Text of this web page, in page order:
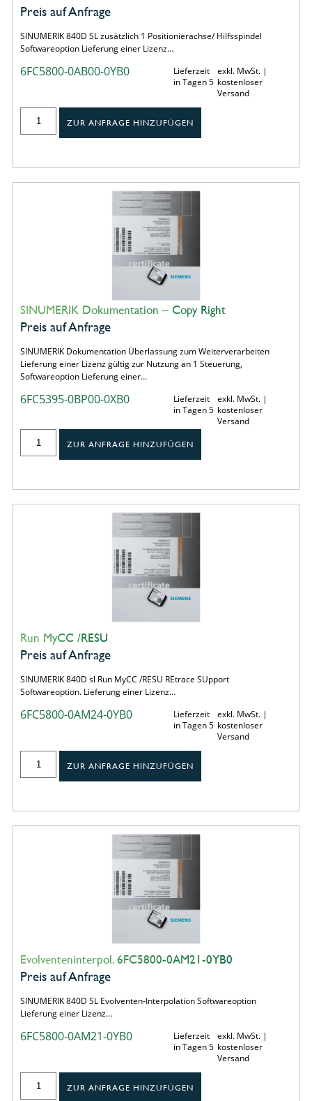
Preis auf Anfrage
SINUMERIK 840D SL zusätzlich 1 Positionierachse/ Hilfsspindel
Softwareoption Lieferung einer Lizenz…
6FC5800-0AB00-0YB0
Lieferzeit
in Tagen 5
exkl. MwSt. |
kostenloser
Versand
ZUR ANFRAGE HINZUFÜGEN
SINUMERIK Dokumentation – Copy Right
Preis auf Anfrage
SINUMERIK Dokumentation Überlassung zum Weiterverarbeiten
Lieferung einer Lizenz gültig zur Nutzung an 1 Steuerung,
Softwareoption Lieferung einer…
6FC5395-0BP00-0XB0
Lieferzeit
in Tagen 5
exkl. MwSt. |
kostenloser
Versand
ZUR ANFRAGE HINZUFÜGEN
Run MyCC /RESU
Preis auf Anfrage
SINUMERIK 840D sl Run MyCC /RESU REtrace SUpport
Softwareoption. Lieferung einer Lizenz…
6FC5800-0AM24-0YB0
Lieferzeit
in Tagen 5
exkl. MwSt. |
kostenloser
Versand
ZUR ANFRAGE HINZUFÜGEN
Evolventeninterpol. 6FC5800-0AM21-0YB0
Preis auf Anfrage
SINUMERIK 840D SL Evolventen-Interpolation Softwareoption
Lieferung einer Lizenz…
6FC5800-0AM21-0YB0
Lieferzeit
in Tagen 5
exkl. MwSt. |
kostenloser
Versand
ZUR ANFRAGE HINZUFÜGEN